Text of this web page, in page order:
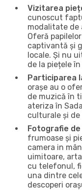
Vizitarea
cunoscut
modalitate de
Oferă
captivantă și
locale. Și nu
de la piețele
Participarea
orașe au o
de muzică în
ateriza în
culturale și de
Fotografie de
frumoase și
camera in
uimitoare,
cu telefonul,
una dintre
descoperi